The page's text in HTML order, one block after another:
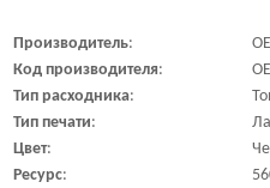
Производитель:
Код производителя:
Тип расходника:
Тип печати:
Цвет:
Ресурс: